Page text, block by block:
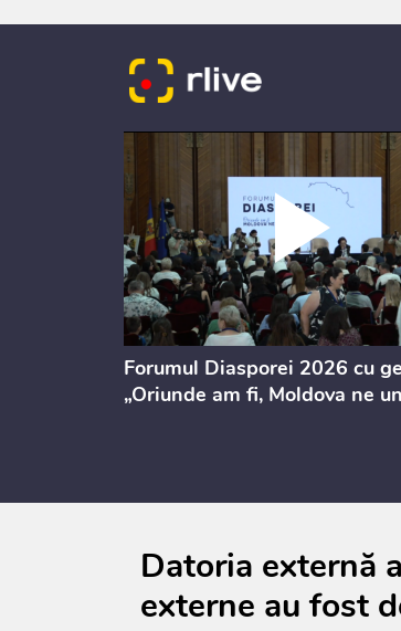
Forumul Diasporei 2026 cu
„Oriunde am fi, Moldova ne
Datoria externă
externe au fost